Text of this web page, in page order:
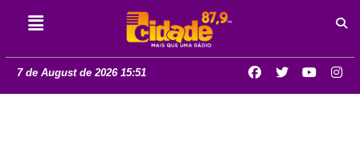
7 de August de 2026 15:51